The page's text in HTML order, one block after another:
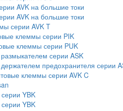
AVK на большие токи
AVK на большие токи
серии AVK T
клеммы серии PIK
клеммы серии PUK
серии ASK
предохранителя серии
клеммы серии AVK C
YBK
YBK